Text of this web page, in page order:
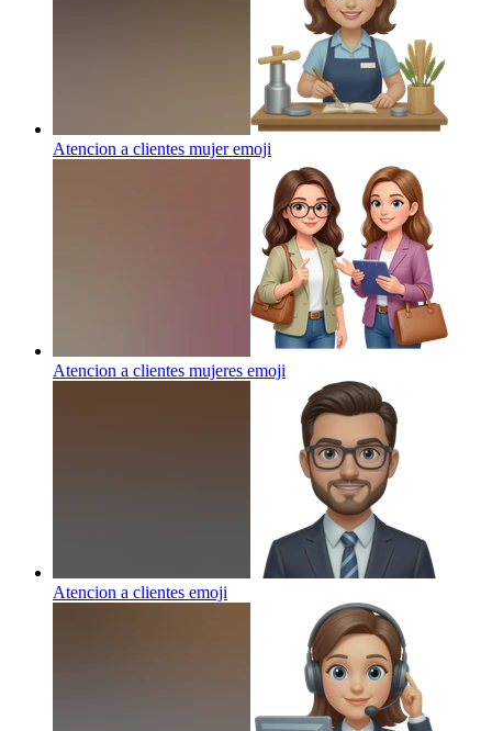
Atencion a clientes mujeremoji
Atencion a clientes mujeres emoji
Atencion a clientes emoji